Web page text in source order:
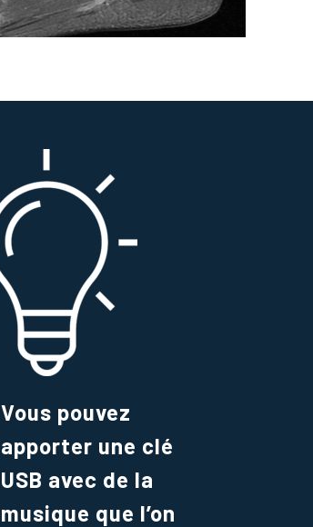
Vous pouvez
apporter une clé
USB avec de la
musique que l’on